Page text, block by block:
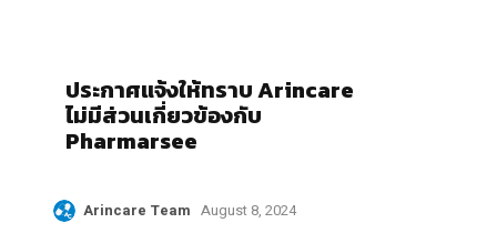
ประกาศแจ้งให้ทราบ Arincare
ไม่มีส่วนเกี่ยวข้องกับ
Pharmarsee
Arincare Team August 8, 2024